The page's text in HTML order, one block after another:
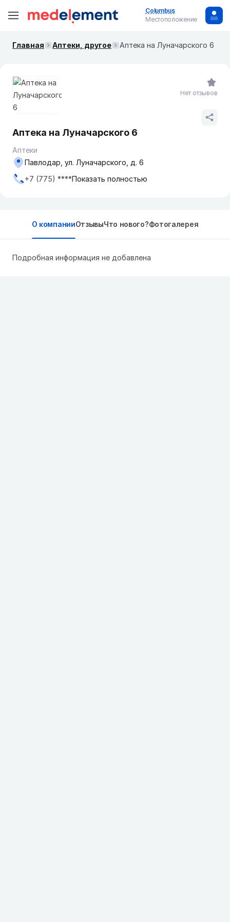
Columbus
Местоположение
Главная Аптеки, другое Аптека на Луначарского 6
Аптека на Луначарского 6
Аптеки
Павлодар, ул. Луначарского, д. 6
+7 (775) ****Показать полностью
Нет отзывов
О компанииОтзывыЧто нового?Фотогалерея
Подробная информация не добавлена